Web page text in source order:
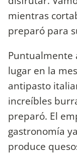
mientras
preparó para
Puntualmente
lugar en la
antipasto
increíbles
preparó. El
gastronomía
produce